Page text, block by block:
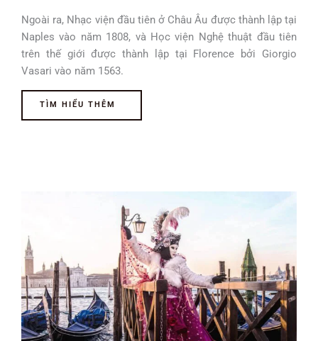
Ngoài ra, Nhạc viện đầu tiên ở Châu Âu được thành lập tại
Naples vào năm 1808, và Học viện Nghệ thuật đầu tiên
trên thế giới được thành lập tại Florence bởi Giorgio
Vasari vào năm 1563.
TÌM HIỂU THÊM